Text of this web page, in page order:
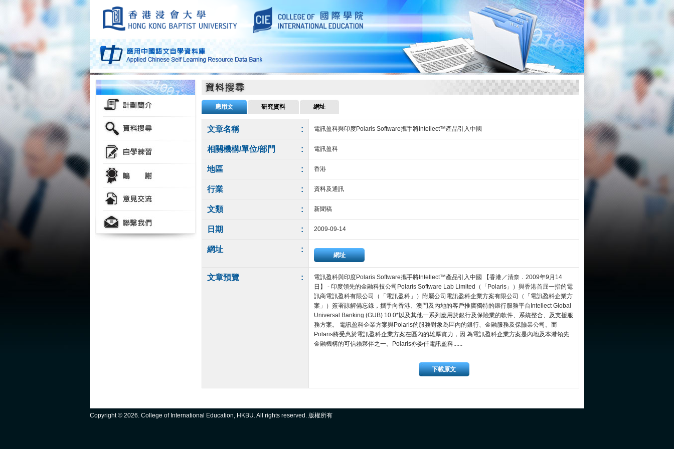
應用文 研究資料 網址
文章名稱 : 電訊盈科與印度Polaris Software攜手將Intellect™產品引入中國
相關機構/單位/部門 : 電訊盈科
地區 : 香港
行業 : 資料及通訊
文類 : 新聞稿
日期 : 2009-09-14
網址 :
網址
文章預覽 :
電訊盈科與印度Polaris Software攜手將Intellect™產品引入中國 【香港／清奈．2009年9月14
日】 - 印度領先的金融科技公司Polaris Software Lab Limited（「Polaris」）與香港首屈一指的電
訊商電訊盈科有限公司（「電訊盈科」）附屬公司電訊盈科企業方案有限公司（「電訊盈科企業方
案」）簽署諒解備忘錄，攜手向香港、澳門及內地的客戶推廣獨特的銀行服務平台Intellect Global
Universal Banking (GUB) 10.0*以及其他一系列應用於銀行及保險業的軟件、系統整合、及支援服
務方案。 電訊盈科企業方案與Polaris的服務對象為區內的銀行、金融服務及保險業公司。而
Polaris將受惠於電訊盈科企業方案在區內的雄厚實力，因 為電訊盈科企業方案是內地及本港領先
金融機構的可信賴夥伴之一。Polaris亦委任電訊盈科......
下載原文
Copyright © 2026. College of International Education, HKBU. All rights reserved. 版權所有